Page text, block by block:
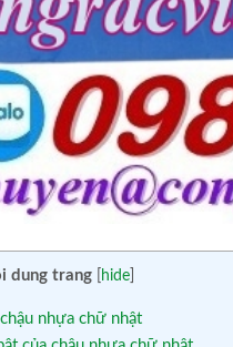
dung trang hide]
nhựa chữ nhật